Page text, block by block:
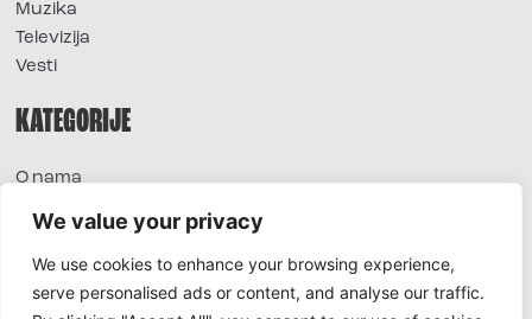
We value your privacy
We use cookies to enhance your browsing experience,
serve personalised ads or content, and analyse our traffic.
Muzika
Televizija
Vesti
KATEGORIJE
O nama
Extra
Foto
Moda